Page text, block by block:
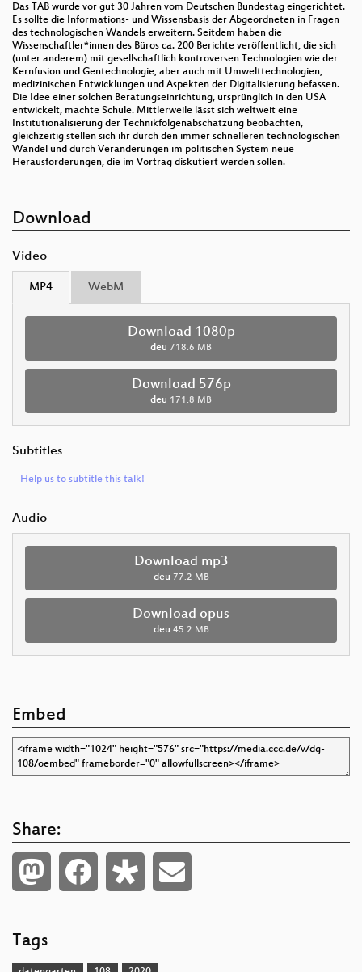
Das TAB wurde vor gut 30 Jahren vom Deutschen Bundestag eingerichtet.
Es sollte die Informations- und Wissensbasis der Abgeordneten in Fragen
des technologischen Wandels erweitern. Seitdem haben die
Wissenschaftler*innen des Büros ca. 200 Berichte veröffentlicht, die sich
(unter anderem) mit gesellschaftlich kontroversen Technologien wie der
Kernfusion und Gentechnologie, aber auch mit Umwelttechnologien,
medizinischen Entwicklungen und Aspekten der Digitalisierung befassen.
Die Idee einer solchen Beratungseinrichtung, ursprünglich in den USA
entwickelt, machte Schule. Mittlerweile lässt sich weltweit eine
Institutionalisierung der Technikfolgenabschätzung beobachten,
gleichzeitig stellen sich ihr durch den immer schnelleren technologischen
Wandel und durch Veränderungen im politischen System neue
Herausforderungen, die im Vortrag diskutiert werden sollen.
Download
Video
MP4 WebM
Download 1080p
deu 718.6 MB
Download 576p
deu 171.8 MB
Subtitles
Help us to subtitle this talk!
Audio
Download mp3
deu 77.2 MB
Download opus
deu 45.2 MB
Embed
Share:
Tags